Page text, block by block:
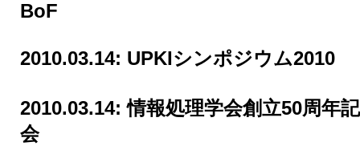
BoF
2010.03.14: UPKIシンポジウム2010
2010.03.14:情報処理学会創立50周年
会